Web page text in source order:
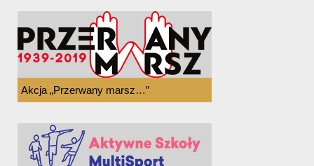
Akcja „Przerwany marsz…”